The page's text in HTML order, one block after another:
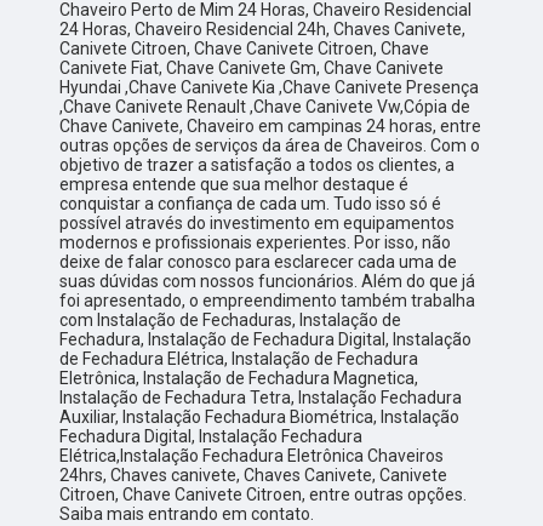
Chaveiro Perto de Mim 24 Horas, Chaveiro Residencial
24 Horas, Chaveiro Residencial 24h, Chaves Canivete,
Canivete Citroen, Chave Canivete Citroen, Chave
Canivete Fiat, Chave Canivete Gm, Chave Canivete
Hyundai ,Chave Canivete Kia ,Chave Canivete Presença
,Chave Canivete Renault ,Chave Canivete Vw,Cópia de
Chave Canivete, Chaveiro em campinas 24 horas, entre
outras opções de serviços da área de Chaveiros. Com o
objetivo de trazer a satisfação a todos os clientes, a
empresa entende que sua melhor destaque é
conquistar a confiança de cada um. Tudo isso só é
possível através do investimento em equipamentos
modernos e profissionais experientes. Por isso, não
deixe de falar conosco para esclarecer cada uma de
suas dúvidas com nossos funcionários. Além do que já
foi apresentado, o empreendimento também trabalha
com Instalação de Fechaduras, Instalação de
Fechadura, Instalação de Fechadura Digital, Instalação
de Fechadura Elétrica, Instalação de Fechadura
Eletrônica, Instalação de Fechadura Magnetica,
Instalação de Fechadura Tetra, Instalação Fechadura
Auxiliar, Instalação Fechadura Biométrica, Instalação
Fechadura Digital, Instalação Fechadura
Elétrica,Instalação Fechadura Eletrônica Chaveiros
24hrs, Chaves canivete, Chaves Canivete, Canivete
Citroen, Chave Canivete Citroen, entre outras opções.
Saiba mais entrando em contato.